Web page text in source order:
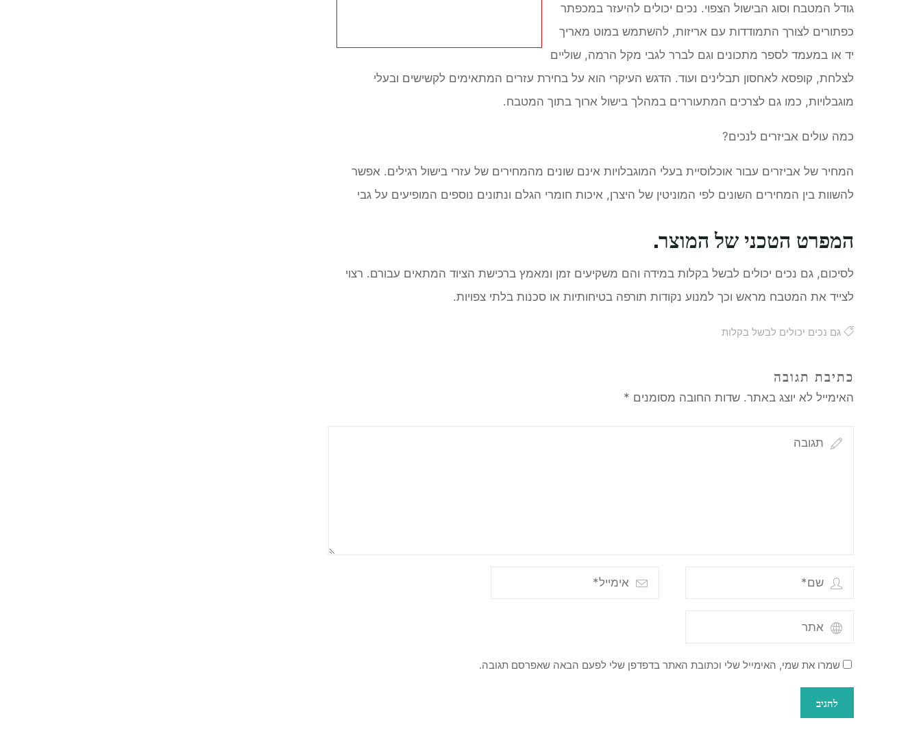
גודל המטבח וסוג הבישול הצפוי. נכים יכולים להיעזר במכפתר
כפתורים לצורך התמודדות עם אריזות, להשתמש במוט מאריך
יד או במעמד לספר מתכונים וגם לברר לגבי מקל הרמה, שוליים
לצלחת, קופסא לאחסון תבלינים ועוד. הדגש העיקרי הוא על בחירת עזרים המתאימים לקשישים ובעלי
מוגבלויות, כמו גם לצרכים המתעוררים במהלך בישול ארוך בתוך המטבח.
כמה עולים אביזרים לנכים?
המחיר של אביזרים עבור אוכלוסיית בעלי המוגבלויות אינם שונים מהמחירים של עזרי בישול רגילים. אפשר
להשוות בין המחירים השונים לפי המוניטין של היצרן, איכות חומרי הגלם ונתונים נוספים המופיעים על גבי
המפרט הטכני של המוצר.
לסיכום, גם נכים יכולים לבשל בקלות במידה והם משקיעים זמן ומאמץ ברכישת הציוד המתאים עבורם. רצוי
לצייד את המטבח מראש וכך למנוע נקודות תורפה בטיחותיות או סכנות בלתי צפויות.
גם נכים יכולים לבשל בקלות
כתיבת תגובה
האימייל לא יוצג באתר. שדות החובה מסומנים *
שמרו את שמי, האימייל שלי וכתובת האתר בדפדפן שלי לפעם הבאה שאפרסם תגובה.